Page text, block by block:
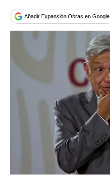
Añadir Expansión Obras en Google